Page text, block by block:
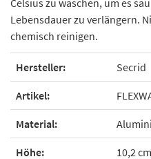
Lebensdauer zu verlängern.
chemisch reinigen.
Hersteller: Secrid
Artikel:
Material:
Höhe: 10,2 cm